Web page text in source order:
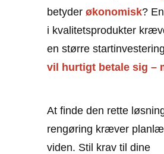
betyder økonomisk?
i kvalitetsprodukter
en større
vil hurtigt betale sig –
At finde den rette
rengøring kræver
viden. Stil krav til dine